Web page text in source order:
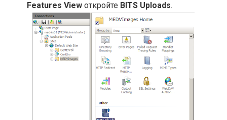
Features View откройте BITS Uploads.